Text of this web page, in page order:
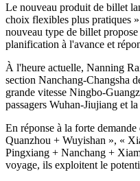
Le nouveau produit de billet
choix flexibles plus pratiques
nouveau type de billet
planification à l'avance et
À l'heure actuelle, Nanning
section Nanchang-Changsha
grande vitesse Ningbo-
passagers Wuhan-Jiujiang et
En réponse à la forte
Quanzhou + Wuyishan », «
Pingxiang + Nanchang +
voyage, ils exploitent le